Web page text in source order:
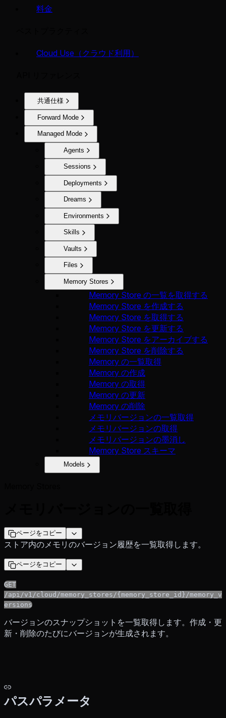
料金
Cloud Use（クラウド利用）
共通仕様
Forward Mode
Managed Mode
Agents
Sessions
Deployments
Dreams
Environments
Skills
Vaults
Files
Memory Stores
Memory Store の一覧を取得する
Memory Store を作成する
Memory Store を取得する
Memory Store を更新する
Memory Store をアーカイブする
Memory Store を削除する
Memory の一覧取得
Memory の作成
Memory の取得
Memory の更新
Memory の削除
メモリバージョンの一覧取得
メモリバージョンの取得
メモリバージョンの墨消し
Memory Store スキーマ
Models
ページをコピー
ストア内のメモリのバージョン履歴を一覧取得します。
ページをコピー
GET
/api/v1/cloud/memory_stores/{memory_store_id}/memory_v
ersions
バージョンのスナップショットを一覧取得します。作成・更
新・削除のたびにバージョンが生成されます。
パスパラメータ